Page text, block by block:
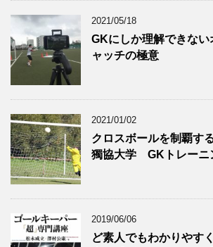
2021/05/18
GKにしか理解できない
ャッチの極意
2021/01/02
クロスボールを制覇す
獨協大学 GKトレーニ
2019/06/06
ど素人でもわかりやす